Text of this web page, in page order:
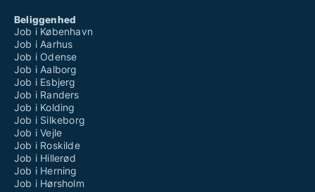
Beliggenhed
Job i København
Job i Aarhus
Job i Odense
Job i Aalborg
Job i Esbjerg
Job i Randers
Job i Kolding
Job i Silkeborg
Job i Vejle
Job i Roskilde
Job i Hillerød
Job i Herning
Job i Hørsholm